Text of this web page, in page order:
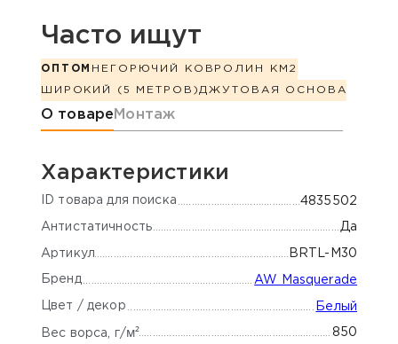
Часто ищут
ОПТОМ НЕГОРЮЧИЙ КОВРОЛИН КМ2
ШИРОКИЙ (5 МЕТРОВ)ДЖУТОВАЯ ОСНОВА
Информация о товаре
О товаре Монтаж
Характеристики
ID товара для поиска 4835502
Антистатичность Да
Артикул BRTL-М30
Бренд AW Masquerade
Цвет / декор Белый
Вес ворса, г/м² 850